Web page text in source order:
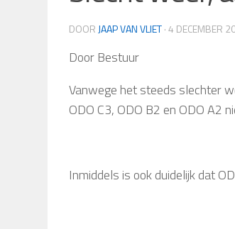
DOOR JAAP VAN VLIET·4 DECEMBER
Door Bestuur
Vanwege het steeds slechter
ODO C3, ODO B2 en ODO A2
Inmiddels is ook duidelijk dat